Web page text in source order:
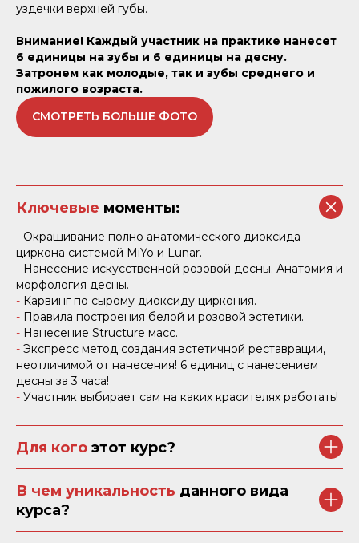
уздечки верхней губы.
Внимание! Каждый участник на практике нанесет
6 единицы на зубы и 6 единицы на десну.
Затронем как молодые, так и зубы среднего и
пожилого возраста.
СМОТРЕТЬ БОЛЬШЕ ФОТО
Ключевые моменты:
- Окрашивание полно анатомического диоксида
циркона системой MiYo и Lunar.
- Нанесение искусственной розовой десны. Анатомия и
морфология десны.
- Карвинг по сырому диоксиду циркония.
- Правила построения белой и розовой эстетики.
- Нанесение Structure масс.
- Экспресс метод создания эстетичной реставрации,
неотличимой от нанесения! 6 единиц с нанесением
десны за 3 часа!
- Участник выбирает сам на каких красителях работать!
Для кого этот курс?
В чем уникальность данного вида
курса?